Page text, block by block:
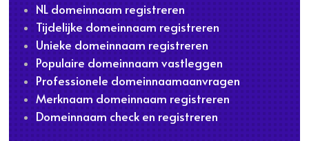
NL domeinnaam registreren
Tijdelijke domeinnaam registreren
Unieke domeinnaam registreren
Populaire domeinnaam vastleggen
Professionele domeinnaamaanvragen
Merknaam domeinnaam registreren
Domeinnaam check en registreren